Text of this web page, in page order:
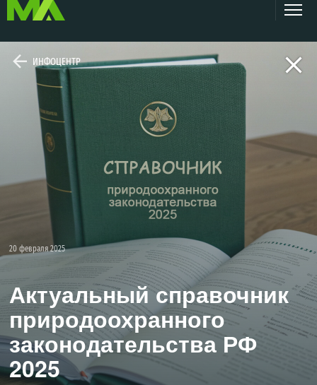
ИНФОЦЕНТР
20 февраля 2025
Актуальный справочник
природоохранного
законодательства РФ
2025